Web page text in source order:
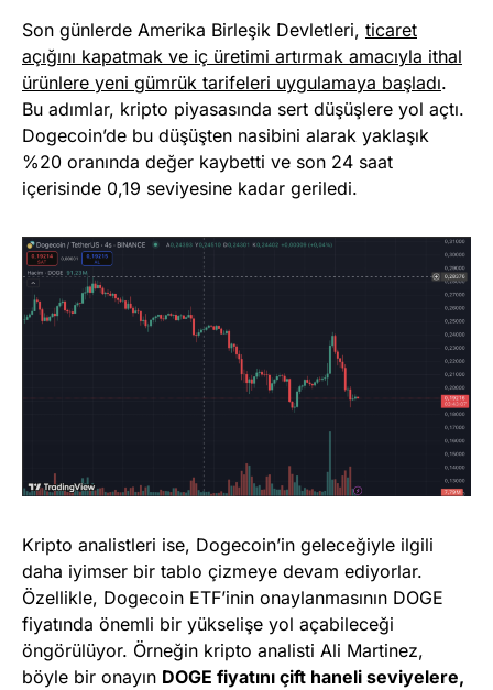
Son günlerde Amerika Birleşik Devletleri, ticaret
açığını kapatmak ve iç üretimi artırmak amacıyla ithal
ürünlere yeni gümrük tarifeleri uygulamaya başladı.
Bu adımlar, kripto piyasasında sert düşüşlere yol açtı.
Dogecoin’de bu düşüşten nasibini alarak yaklaşık
%20 oranında değer kaybetti ve son 24 saat
içerisinde 0,19 seviyesine kadar geriledi.
Kripto analistleri ise, Dogecoin’in geleceğiyle ilgili
daha iyimser bir tablo çizmeye devam ediyorlar.
Özellikle, Dogecoin ETF’inin onaylanmasının DOGE
fiyatında önemli bir yükselişe yol açabileceği
öngörülüyor. Örneğin kripto analisti Ali Martinez,
böyle bir onayın DOGE fiyatını çift haneli seviyelere,